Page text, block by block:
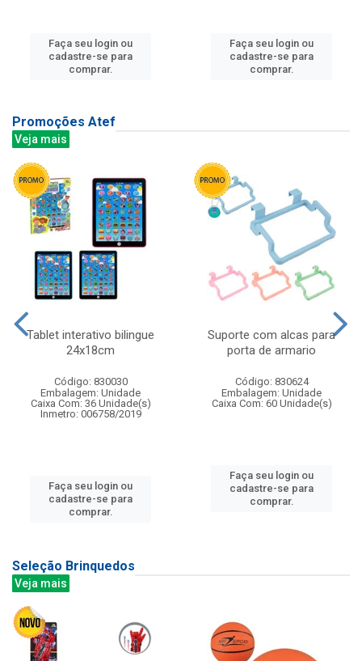
Faça seu login ou
cadastre-se para
comprar.
Faça seu login ou
cadastre-se para
comprar.
Promoções Atef
Veja mais
Tablet interativo bilingue
24x18cm
Código: 830030
Embalagem: Unidade
Caixa Com: 36 Unidade(s)
Inmetro: 006758/2019
Faça seu login ou
cadastre-se para
comprar.
Suporte com alcas para
porta de armario
Código: 830624
Embalagem: Unidade
Caixa Com: 60 Unidade(s)
Faça seu login ou
cadastre-se para
comprar.
Seleção Brinquedos
Veja mais